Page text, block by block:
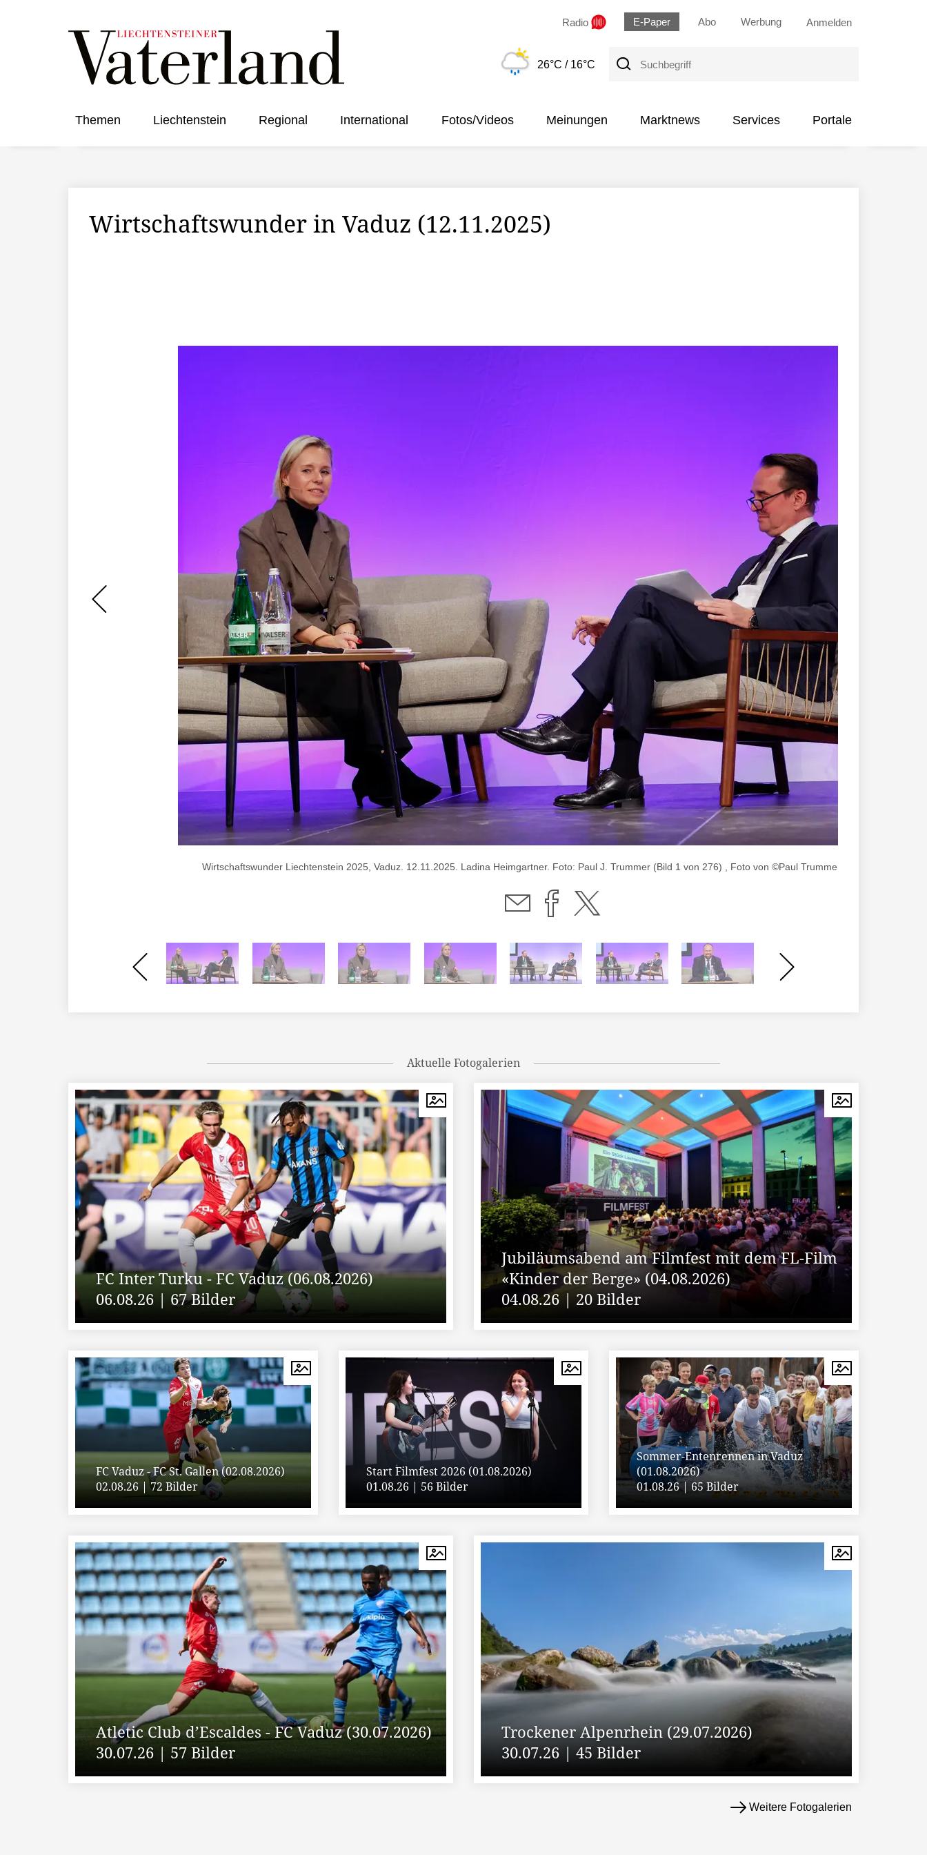
Radio E-Paper Abo Werbung Anmelden
26°C / 16°C
Suchbegriff
Themen Liechtenstein Regional International Fotos/Videos Meinungen Marktnews Services Portale
Wirtschaftswunder in Vaduz (12.11.2025)
Wirtschaftswunder Liechtenstein 2025, Vaduz. 12.11.2025. Ladina Heimgartner. Foto: Paul J. Trummer (Bild 1 von 276) , Foto von ©Paul Trummer/TravelLightart
Aktuelle Fotogalerien
FC Inter Turku - FC Vaduz (06.08.2026)
06.08.26 | 67 Bilder
Jubiläumsabend am Filmfest mit dem FL-Film
«Kinder der Berge» (04.08.2026)
04.08.26 | 20 Bilder
FC Vaduz - FC St. Gallen (02.08.2026)
02.08.26 | 72 Bilder
Start Filmfest 2026 (01.08.2026)
01.08.26 | 56 Bilder
Sommer-Entenrennen in Vaduz
(01.08.2026)
01.08.26 | 65 Bilder
Atletic Club d’Escaldes - FC Vaduz (30.07.2026)
30.07.26 | 57 Bilder
Trockener Alpenrhein (29.07.2026)
30.07.26 | 45 Bilder
Weitere Fotogalerien